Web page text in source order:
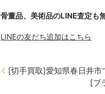
骨董品、美術品のLINE査定も
LINEの友だち追加はこちら
[切手買取]愛知県春日井市
[ブ